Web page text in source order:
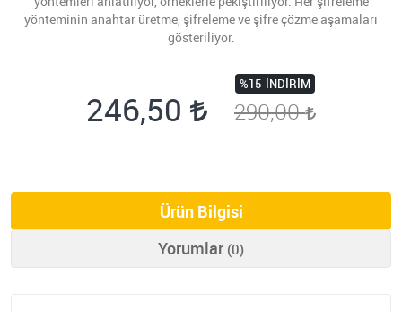
yönteminin anahtar üretme, şifreleme ve şifre çözme aşamaları
gösteriliyor.
246,50
%15 İNDIRIM
290,00
Ürün Bilgisi
Yorumlar (0)